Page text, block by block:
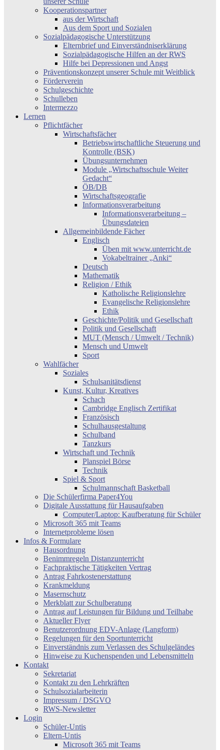
Kooperationspartner
aus der Wirtschaft
Aus dem Sport und Sozialen
Sozialpädagogische Unterstützung
Elternbrief und Einverständniserklärung
Sozialpädagogische Hilfen an der RWS
Hilfe bei Depressionen und Angst
Präventionskonzept unserer Schule mit Weitblick
Förderverein
Schulgeschichte
Schulleben
Intermezzo
Lernen
Pflichtfächer
Wirtschaftsfächer
Betriebswirtschaftliche Steuerung und
Kontrolle (BSK)
Übungsunternehmen
Module „Wirtschaftsschule Weiter
Gedacht“
ÖB/DB
Wirtschaftsgeografie
Informationsverarbeitung
Informationsverarbeitung –
Übungsdateien
Allgemeinbildende Fächer
Englisch
Üben mit www.unterricht.de
Vokabeltrainer „Anki“
Deutsch
Mathematik
Religion / Ethik
Katholische Religionslehre
Evangelische Religionslehre
Ethik
Geschichte/Politik und Gesellschaft
Politik und Gesellschaft
MUT (Mensch / Umwelt / Technik)
Mensch und Umwelt
Sport
Wahlfächer
Soziales
Schulsanitätsdienst
Kunst, Kultur, Kreatives
Schach
Cambridge Englisch Zertifikat
Französisch
Schulhausgestaltung
Schulband
Tanzkurs
Wirtschaft und Technik
Planspiel Börse
Technik
Spiel & Sport
Schulmannschaft Basketball
Die Schülerfirma Paper4You
Digitale Ausstattung für Hausaufgaben
Computer/Laptop: Kaufberatung für Schüler
Microsoft 365 mit Teams
Internetprobleme lösen
Infos & Formulare
Hausordnung
Benimmregeln Distanzunterricht
Fachpraktische Tätigkeiten Vertrag
Antrag Fahrkostenerstattung
Krankmeldung
Masernschutz
Merkblatt zur Schulberatung
Antrag auf Leistungen für Bildung und Teilhabe
Aktueller Flyer
Benutzerordnung EDV-Anlage (Langform)
Regelungen für den Sportunterricht
Einverständnis zum Verlassen des Schulgeländes
Hinweise zu Kuchenspenden und Lebensmitteln
Kontakt
Sekretariat
Kontakt zu den Lehrkräften
Schulsozialarbeiterin
Impressum / DSGVO
RWS-Newsletter
Login
Schüler-Untis
Eltern-Untis
Microsoft 365 mit Teams